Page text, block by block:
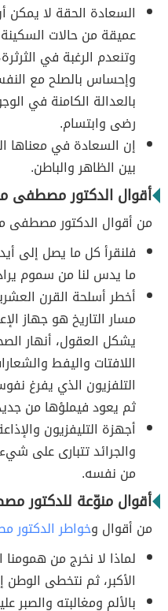
السعادة الحقة لا يمكن
عميقة من حالات
وتنعدم الرغبة في
وإحساس بالصلح مع
بالعدالة الكامنة في
رضى وابتسام.
إن السعادة في معناها
بين الظاهر والباطن.
أقوال الدكتور مصطفى
من أقوال الدكتور مصطفى
فلنقرأ كل ما يصل إلى
ما يدس لنا من سموم
أخطر أسلحة القرن
مسار التاريخ هو جهاز
يشكل العقول، أنهار
اللافتات واليفط
التلفزيون الذي يفرغ
ثم يعود فيملؤها من
أجهزة التليفزيون
والجرائد تتبارى على
من نفسه.
أقوال منوّعة للدكتور
من أقوال وخواطر
لماذا لا نخرج من
الأكبر، ثم نتخطى الوطن
بالألم ومغالبته